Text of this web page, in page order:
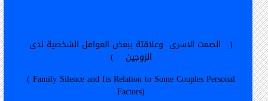
( الصمت الاسرى وعلاقتة ببعض العوامل الشخصية لدى
الزوجين
)
( Family Silence and Its Relation to Some Couples Personal
Factors)